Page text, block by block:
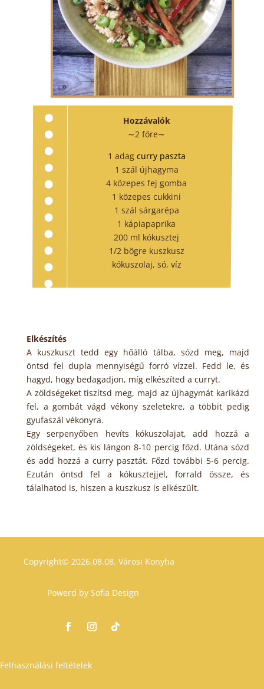
Hozzávalók
∼2 főre∼
1 adag curry paszta
1 szál újhagyma
4 közepes fej gomba
1 közepes cukkini
1 szál sárgarépa
1 kápiapaprika
200 ml kókusztej
1/2 bögre kuszkusz
kókuszolaj, só, víz
Elkészítés
A kuszkuszt tedd egy hőálló tálba, sózd meg, majd
öntsd fel dupla mennyiségű forró vízzel. Fedd le, és
hagyd, hogy bedagadjon, míg elkészíted a curryt.
A zöldségeket tiszítsd meg, majd az újhagymát karikázd
fel, a gombát vágd vékony szeletekre, a többit pedig
gyufaszál vékonyra.
Egy serpenyőben hevíts kókuszolajat, add hozzá a
zöldségeket, és kis lángon 8-10 percig főzd. Utána sózd
és add hozzá a curry pasztát. Főzd további 5-6 percig.
Ezután öntsd fel a kókusztejjel, forrald össze, és
tálalhatod is, hiszen a kuszkusz is elkészült.
Copyright© 2026.08.08. Városi Konyha
Powerd by Sofia Design
Felhasználási feltételek